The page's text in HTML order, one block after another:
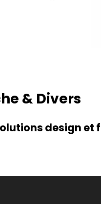
la section ‘Finitions
& Divers
design